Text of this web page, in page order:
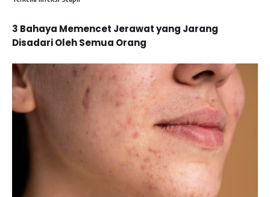
3 Bahaya Memencet Jerawat yang Jarang
Disadari Oleh Semua Orang